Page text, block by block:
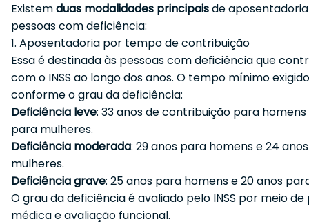
Existemduas modalidades principaisde
pessoas com deficiência:
1. Aposentadoria por tempo de contribuição
Essa é destinada às pessoas com deficiência que
com o INSS ao longo dos anos. O tempo mínimo
conforme o grau da deficiência:
Deficiência leve: 33 anos de contribuição para homens
para mulheres.
Deficiência moderada: 29 anos para homens e 24
mulheres.
Deficiência grave: 25 anos para homens e 20 anos
O grau da deficiência é avaliado pelo INSS por meio
médica e avaliação funcional.